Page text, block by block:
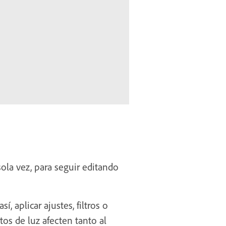
vez, para seguir editando
aplicar ajustes, filtros o
de luz afecten tanto al